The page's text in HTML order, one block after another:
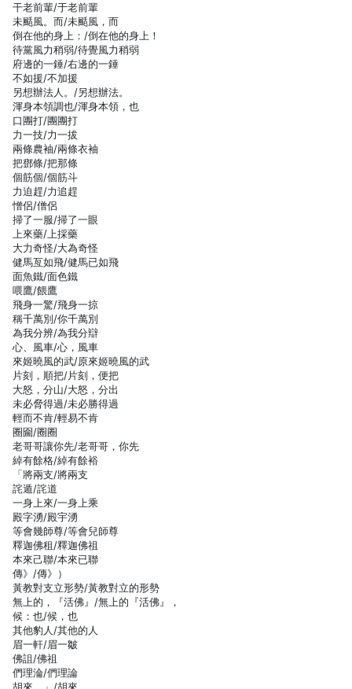
干老前輩/于老前輩
未颳風。而/未颳風，而
倒在他的身上：/倒在他的身上！
待黨風力稍弱/待覺風力稍弱
府邊的一錘/右邊的一錘
不如援/不加援
另想辦法人。/另想辦法。
渾身本領調也/渾身本領，也
口團打/團團打
力一技/力一拔
兩條農袖/兩條衣袖
把鄧條/把那條
個筋個/個筋斗
力迫趕/力追趕
憎侶/僧侶
掃了一服/掃了一眼
上來藥/上採藥
大力奇怪/大為奇怪
健馬亙如飛/健馬已如飛
面魚鐵/面色鐵
喂鷹/餵鷹
飛身一驚/飛身一掠
稱千萬別/你千萬別
為我分辨/為我分辯
心、風車/心，風車
來姬曉風的武/原來姬曉風的武
片刻，順把/片刻，便把
大怒，分山/大怒，分出
未必脅得過/未必勝得過
輕而不肯/輕易不肯
圈圇/圈圈
老哥哥讓你先/老哥哥，你先
綽有餘格/綽有餘裕
「將兩支/將兩支
詫遁/詫道
一身上來/一身上乘
殿字湧/殿宇湧
等會幾師尊/等會兒師尊
釋迦佛租/釋迦佛祖
本來己聯/本來已聯
傳》/傳》）
黃教對支立形勢/黃教對立的形勢
無上的，『活佛』/無上的『活佛』，
候：也/候，也
其他豹人/其他的人
眉一軒/眉一皺
佛詛/佛祖
們理淪/們理論